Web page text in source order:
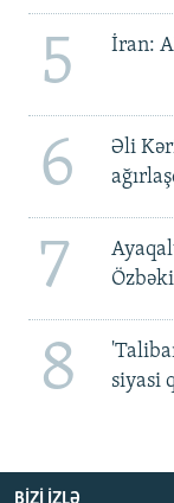
5 İran:
6
Əli
7
8
siyasi